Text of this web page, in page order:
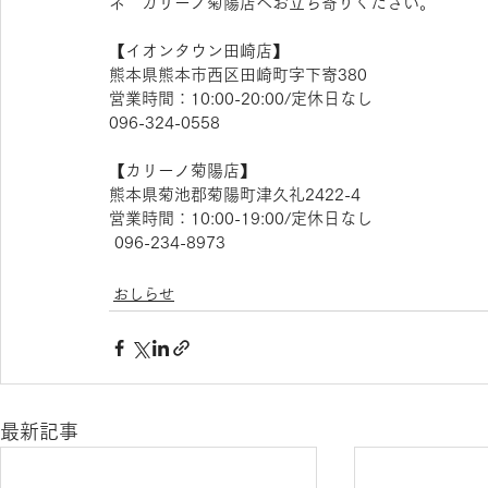
【​イオンタウン田崎店】
熊本県熊本市西区田崎町字下寄380
営業時間：10:00-20:00/定休日なし
096-324-0558
【​カリーノ菊陽店】
熊本県菊池郡菊陽町津久礼2422-4
営業時間：10:00-19:00/定休日なし
096-234-8973
おしらせ
最新記事